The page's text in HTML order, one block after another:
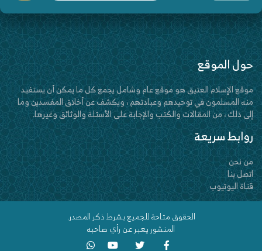
حول الموقع
موقع الإسلام العتيق هو موقع عام وشامل يجمع كل ما يمكن أن يستفيد
منه المسلمون في توحيدهم وعبادتهم ، ويكشف عن أخلاق المفسدين وما
إلى ذلك ، من المقالات والكتب والإجابة على الأسئلة والوثائق وغيرها.
روابط سريعة
من نحن
اتصل بنا
قناة اليوتيوب
الحقوق متاحة للجميع بشرط ذكر المصدر.
المنشور يعبر عن رأي صاحبه